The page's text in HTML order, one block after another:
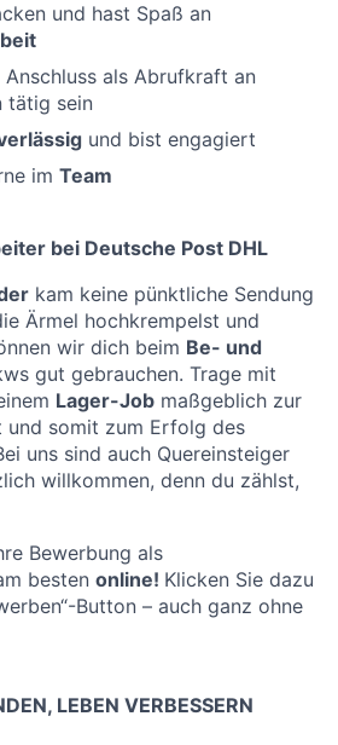
und hast Spaß an
als Abrufkraft an
tätig sein
und bist engagiert
im Team
bei Deutsche Post DHL
kam keine pünktliche Sendung
Ärmel hochkrempelst und
wir dich beim Be- und
gut gebrauchen. Trage mit
Lager-Job maßgeblich zur
und somit zum Erfolg des
uns sind auch Quereinsteiger
willkommen, denn du zählst,
Bewerbung als
besten online! Klicken Sie dazu
Button – auch ganz ohne
LEBEN VERBESSERN